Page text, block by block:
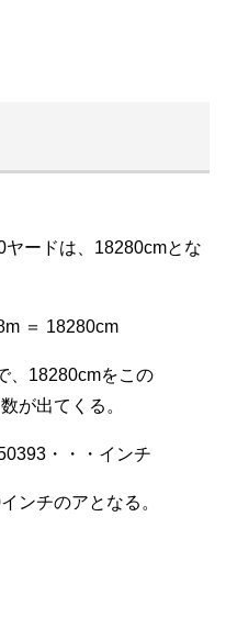
ードは、18280cmとな
＝ 18280cm
、18280cmをこの
が出てくる。
・・・インチ
ンチのアとなる。